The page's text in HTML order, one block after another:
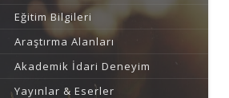
Eğitim Bilgileri
Araştırma Alanları
Akademik İdari Deneyim
Yayınlar & Eserler